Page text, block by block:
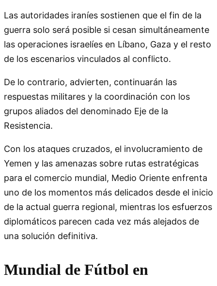
Las autoridades iraníes sostienen que el fin de la
guerra solo será posible si cesan simultáneamente
las operaciones israelíes en Líbano, Gaza y el resto
de los escenarios vinculados al conflicto.
De lo contrario, advierten, continuarán las
respuestas militares y la coordinación con los
grupos aliados del denominado Eje de la
Resistencia.
Con los ataques cruzados, el involucramiento de
Yemen y las amenazas sobre rutas estratégicas
para el comercio mundial, Medio Oriente enfrenta
uno de los momentos más delicados desde el inicio
de la actual guerra regional, mientras los esfuerzos
diplomáticos parecen cada vez más alejados de
una solución definitiva.
Mundial de Fútbol en